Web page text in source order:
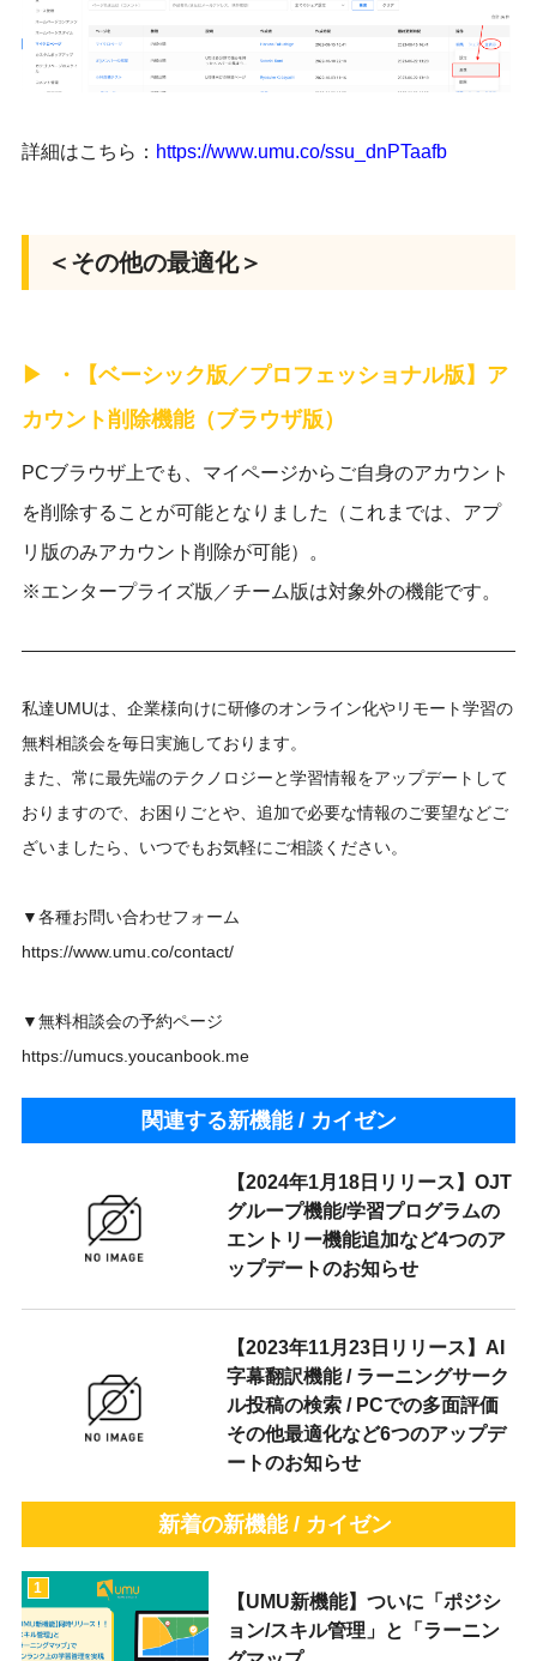
詳細はこちら： https://www.umu.co/ssu_dnPTaafb
＜その他の最適化＞
・【ベーシック版／プロフェッショナル版】ア
カウント削除機能（ブラウザ版）
PCブラウザ上でも、 マイページからご自身のアカウント
を削除することが可能となりま した（これまでは、アプ
リ版のみアカウント削除が可能）。
※エンタープライズ版／チーム版は対象外の機能です。
私達UMUは、企業様向けに研修のオンライン化やリモート学習の
無料相談会を毎日実施しております。
また、常に最先端のテクノロジーと学習情報をアップデートして
おりますので、お困りごとや、追加で必要な情報のご要望などご
ざいましたら、いつでもお気軽にご相談ください。
▼各種お問い合わせフォーム
https://www.umu.co/contact/
▼無料相談会の予約ページ
https://umucs.youcanbook.me
関連する新機能 / カイゼン
【2024年1月18日リリース】OJT
グループ機能/学習プログラムの
エントリー機能追加など4つのア
ップデートのお知らせ
【2023年11月23日リリース】AI
字幕翻訳機能 / ラーニングサーク
ル投稿の検索 / PCでの多面評価
その他最適化など6つのアップデ
ートのお知らせ
新着の新機能 / カイゼン
1
【UMU新機能】ついに「ポジシ
ョン/スキル管理」と「ラーニン